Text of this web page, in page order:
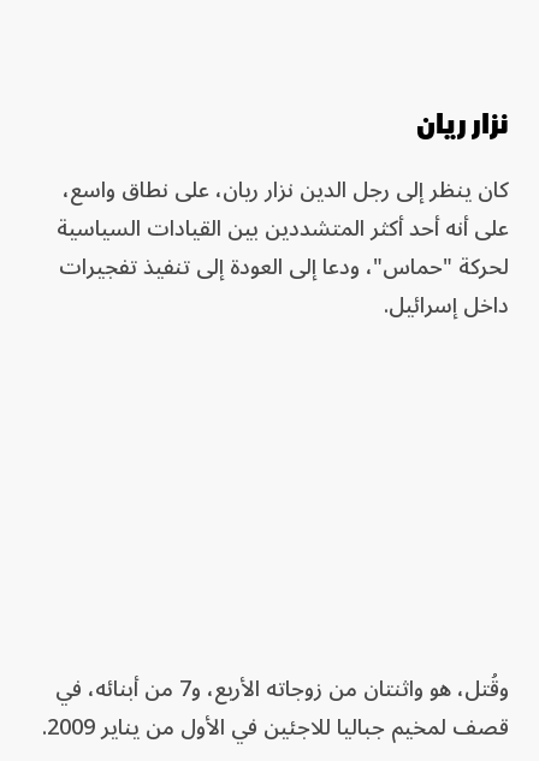
نزار ريان
كان ينظر إلى رجل الدين نزار ريان، على نطاق واسع،
على أنه أحد أكثر المتشددين بين القيادات السياسية
لحركة "حماس"، ودعا إلى العودة إلى تنفيذ تفجيرات
داخل إسرائيل.
وقُتل، هو واثنتان من زوجاته الأربع، و7 من أبنائه، في
قصف لمخيم جباليا للاجئين في الأول من يناير 2009.